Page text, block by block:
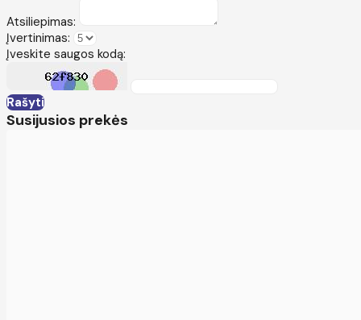
Atsiliepimas:
Įvertinimas:
Įveskite saugos kodą:
Rašyti
Susijusios prekės